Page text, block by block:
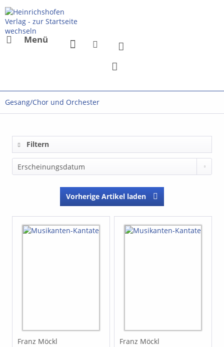
Menü
Gesang/Chor und Orchester
Filtern
Vorherige Artikel laden
Franz Möckl Franz Möckl